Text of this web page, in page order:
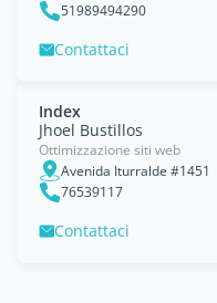
51989494290
Contattaci
Index
Jhoel Bustillos
Ottimizzazione siti web
Avenida Iturralde #1451
76539117
Contattaci